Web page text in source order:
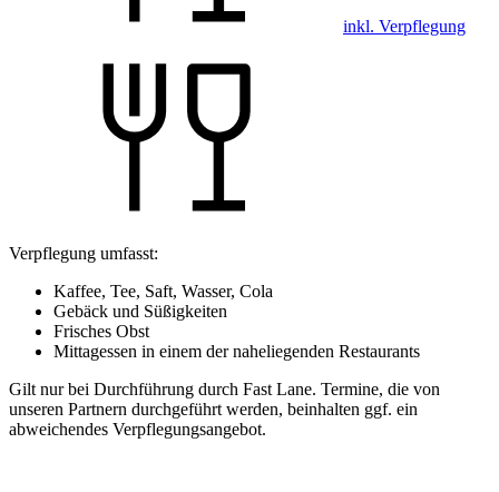
inkl. Verpflegung
Verpflegung umfasst:
Kaffee, Tee, Saft, Wasser, Cola
Gebäck und Süßigkeiten
Frisches Obst
Mittagessen in einem der naheliegenden Restaurants
Gilt nur bei Durchführung durch Fast Lane. Termine, die von
unseren Partnern durchgeführt werden, beinhalten ggf. ein
abweichendes Verpflegungsangebot.